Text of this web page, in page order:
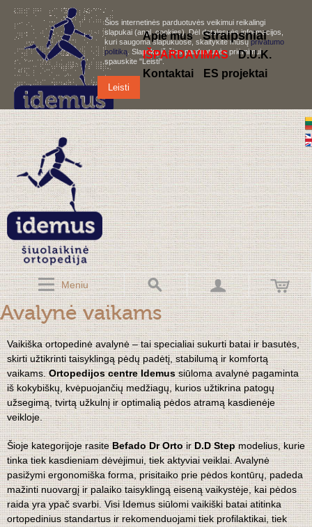
Šios internetinės parduotuvės veikimui reikalingi
slapukai (angl. cookies). Dėl detalesnės informacijos,
kuri saugoma slapukuose, skaitykite mūsųprivatumo
politiką . Slapukų iš šios parduotuvės priėmimui,
spauskite "Leisti".
Leisti
Meniu
Apie mus Straipsniai
IŠPARDAVIMAS
D.U.K.
Kontaktai
ES projektai
Avalynė vaikams
Vaikiška ortopedinė avalynė – tai specialiai sukurti batai ir basutės,
skirti užtikrinti taisyklingą pėdų padėtį, stabilumą ir komfortą
vaikams.Ortopedijos centre Idemussiūloma avalynė pagaminta
iš kokybiškų, kvėpuojančių medžiagų, kurios užtikrina patogų
užsegimą, tvirtą užkulnį ir optimalią pėdos atramą kasdienėje
veikloje.
Šioje kategorijoje rasiteBefado Dr OrtoirD.D Stepmodelius, kurie
tinka tiek kasdieniam dėvėjimui, tiek aktyviai veiklai. Avalynė
pasižymi ergonomiška forma, prisitaiko prie pėdos kontūrų, padeda
mažinti nuovargį ir palaiko taisyklingą eiseną vaikystėje, kai pėdos
raida yra ypač svarbi. Visi Idemus siūlomi vaikiški batai atitinka
ortopedinius standartus ir rekomenduojami tiek profilaktikai, tiek